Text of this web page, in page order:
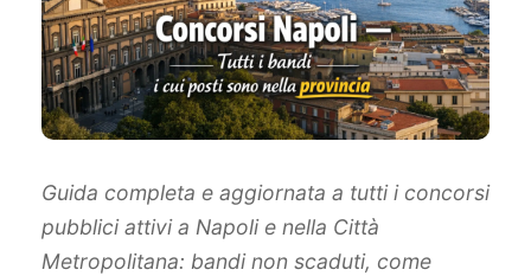
Guida completa e aggiornata a tutti i concorsi
pubblici attivi a Napoli e nella Città
Metropolitana: bandi non scaduti, come